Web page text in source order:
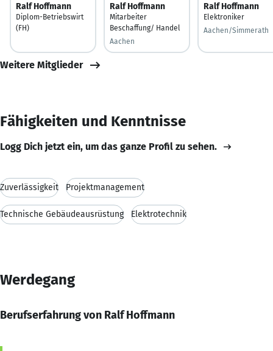
Ralf Hoffmann
Diplom-Betriebswirt
(FH)
Ralf Hoffmann
Mitarbeiter
Beschaffung/ Handel
Aachen
Ralf Hoffmann
Elektroniker
Aachen/Simmerath
Weitere Mitglieder
Fähigkeiten und Kenntnisse
Logg Dich jetzt ein, um das ganze Profil zu sehen.
Zuverlässigkeit Projektmanagement
Technische Gebäudeausrüstung Elektrotechnik
Werdegang
Berufserfahrung von Ralf Hoffmann